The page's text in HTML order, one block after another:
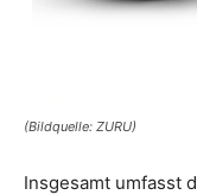
(Bildquelle: ZURU)
Insgesamt umfasst